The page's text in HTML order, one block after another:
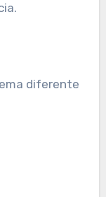
diferente